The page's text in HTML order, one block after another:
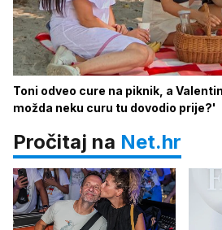
Toni odveo cure na piknik, a
možda neku curu tu dovodio prije?'
Pročitaj na Net.hr